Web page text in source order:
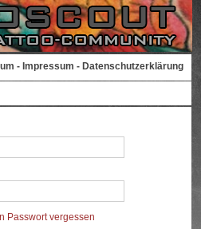
- Impressum - Datenschutzerklärung
Passwort vergessen